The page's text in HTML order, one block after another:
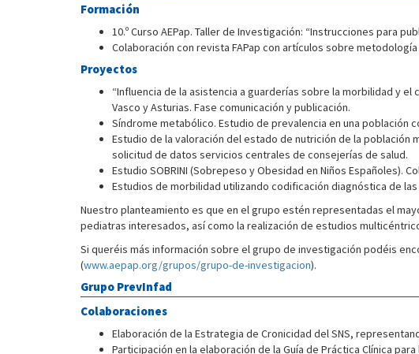
Formación
10.º Curso AEPap. Taller de Investigación: “Instrucciones para
Colaboración con revista FAPap con artículos sobre
Proyectos
“Influencia de la asistencia a guarderías sobre la morbilidad y
Vasco y Asturias. Fase comunicación y publicación.
Síndrome metabólico. Estudio de prevalencia en una población
Estudio de la valoración del estado de nutrición de la población
solicitud de datos servicios centrales de consejerías de salud.
Estudio SOBRINI (Sobrepeso y Obesidad en Niños Españoles).
Estudios de morbilidad utilizando codificación diagnóstica de
Nuestro planteamiento es que en el grupo estén representadas el
pediatras interesados, así como la realización de estudios
Si queréis más información sobre el grupo de investigación podéis
(www.aepap.org/grupos/grupo-de-investigacion).
Grupo PrevInfad
Colaboraciones
Elaboración de la Estrategia de Cronicidad del SNS,
Participación en la elaboración de la Guía de Práctica Clínica